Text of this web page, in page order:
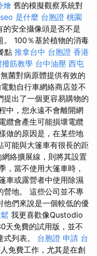
燴 舊的模擬觀察系統對
seo 是什麼 台胞證 桃園
的安全攝像頭是否不是
。 100％基於植物的消毒
點 推拿台中 台胞證 香港
撥筋教學 台中油壓 西屯
菌對病原體提供有效的
動自行車網絡商店並不
提出了一個更容易購物的
中，您永遠不會離開網
纜會產生可能損壞電纜
做的原因是，在某些地
可能與大篷車有很長的距
絡擴展線，則將其設置
，當不使用大篷車時，
車或露營者中使用除濕
營地。 這些公司並不專
他們來說是一個較低的優
我更喜歡像Qustodio
天免費的試用版，並不
列表。 台胞證 申請 台
免費工作，尤其是在創